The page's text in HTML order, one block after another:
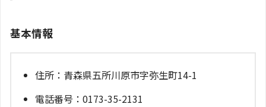
基本情報
住所：青森県五所川原市字弥生町14-1
電話番号：0173-35-2131